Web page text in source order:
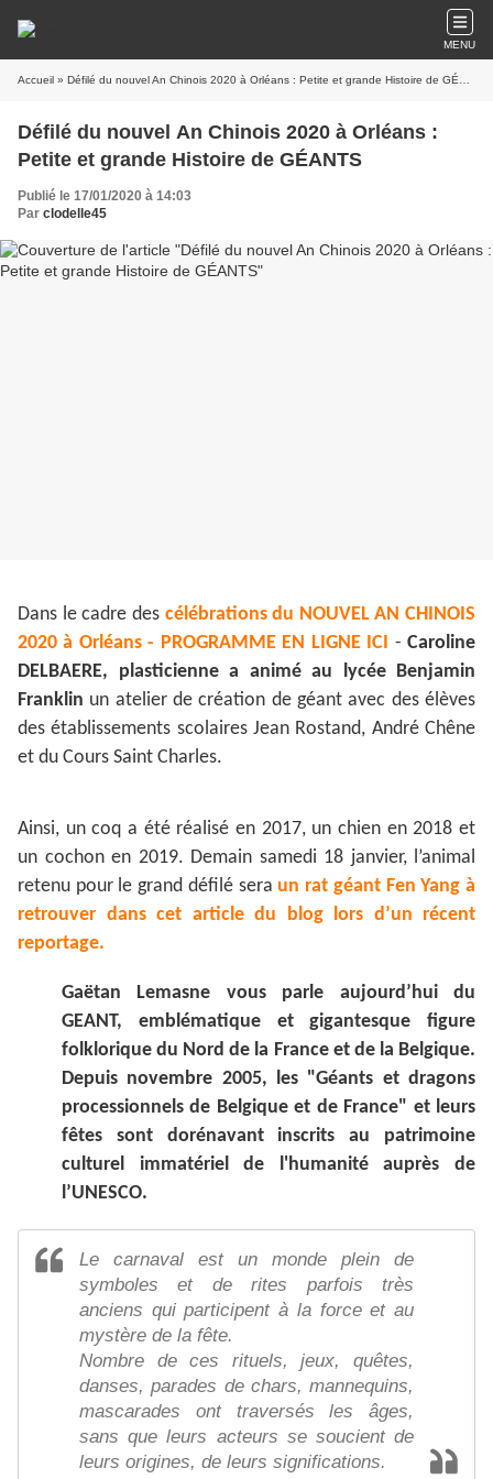
MENU
Accueil » Défilé du nouvel An Chinois 2020 à Orléans : Petite et grande Histoire de GÉANTS
Défilé du nouvel An Chinois 2020 à Orléans :
Petite et grande Histoire de GÉANTS
Publié le 17/01/2020 à 14:03
Par clodelle45
Dans le cadre des célébrations du NOUVEL AN CHINOIS
2020 à Orléans - PROGRAMME EN LIGNE ICI -Caroline
DELBAERE, plasticienne a animé au lycée Benjamin
Franklin un atelier de création de géant avec des élèves
des établissements scolaires Jean Rostand, André Chêne
et du Cours Saint Charles.
Ainsi, un coq a été réalisé en 2017, un chien en 2018 et
un cochon en 2019. Demain samedi 18 janvier, l’animal
retenu pour le grand défilé sera un rat géant Fen Yang à
retrouver dans cet article du blog lors d’un récent
reportage.
Gaëtan Lemasne vous parle aujourd’hui du
GEANT, emblématique et gigantesque figure
folklorique du Nord de la France et de la Belgique.
Depuis novembre 2005, les "Géants et dragons
processionnels de Belgique et de France" et leurs
fêtes sont dorénavant inscrits au patrimoine
culturel immatériel de l'humanité auprès de
l’UNESCO.
Le carnaval est un monde plein de
symboles et de rites parfois très
anciens qui participent à la force et au
mystère de la fête.
Nombre de ces rituels, jeux, quêtes,
danses, parades de chars, mannequins,
mascarades ont traversés les âges,
sans que leurs acteurs se soucient de
leurs origines, de leurs significations.